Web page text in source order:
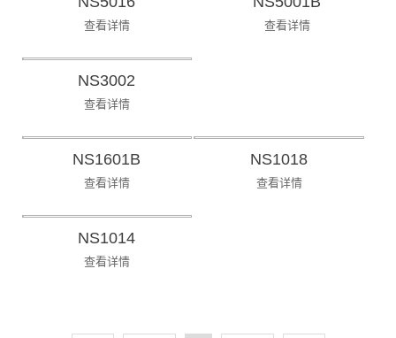
查看详情 查看详情
NS3002
查看详情
NS1601B
查看详情
NS1018
查看详情
NS1014
查看详情